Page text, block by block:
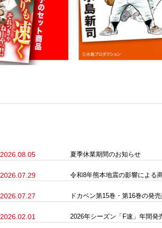
2026.08.05 夏季休業期間のお知らせ
2026.07.29 令和8年熊本地震の影響による
2026.07.27 ドカベン第15巻・第16巻の発
2026.02.01 2026年シーズン「F速」年間発